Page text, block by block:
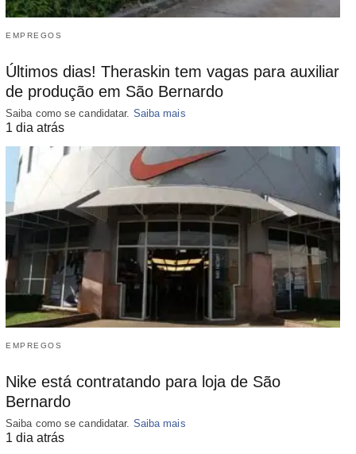
EMPREGOS
Últimos dias! Theraskin tem vagas para auxiliar
de produção em São Bernardo
Saiba como se candidatar. Saiba mais
1 dia atrás
EMPREGOS
Nike está contratando para loja de São
Bernardo
Saiba como se candidatar. Saiba mais
1 dia atrás